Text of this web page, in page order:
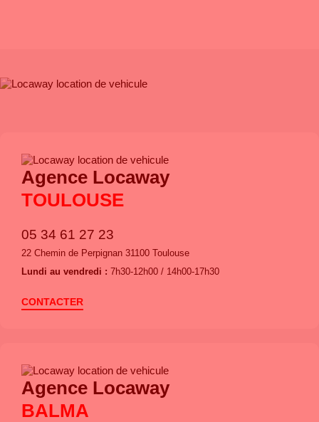
Agence Locaway
TOULOUSE
05 34 61 27 23
22 Chemin de Perpignan 31100 Toulouse
Lundi au vendredi : 7h30-12h00 / 14h00-17h30
CONTACTER
Agence Locaway
BALMA